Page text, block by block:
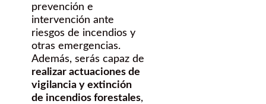
prevención e
intervención ante
riesgos de incendios y
otras emergencias.
Además, serás capaz de
realizar actuaciones de
vigilancia y extinción
de incendios forestales,